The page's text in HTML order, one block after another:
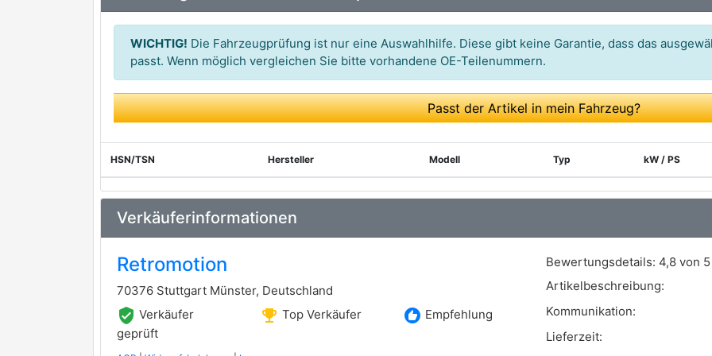
WICHTIG! Die Fahrzeugprüfung ist nur eine Auswahlhilfe. Diese gibt keine Garantie, dass das
passt. Wenn möglich vergleichen Sie bitte vorhandene OE-Teilenummern.
Passt der Artikel in mein Fahrzeug?
HSN/TSN Hersteller Modell Typ kW / PS
Verkäuferinformationen
Retromotion
70376 Stuttgart Münster, Deutschland
verified_user Verkäufer
geprüft
emoji_events Top Verkäufer recommend Empfehlung
Bewertungsdetails: 4,8 von 5
Artikelbeschreibung:
Kommunikation:
Lieferzeit: